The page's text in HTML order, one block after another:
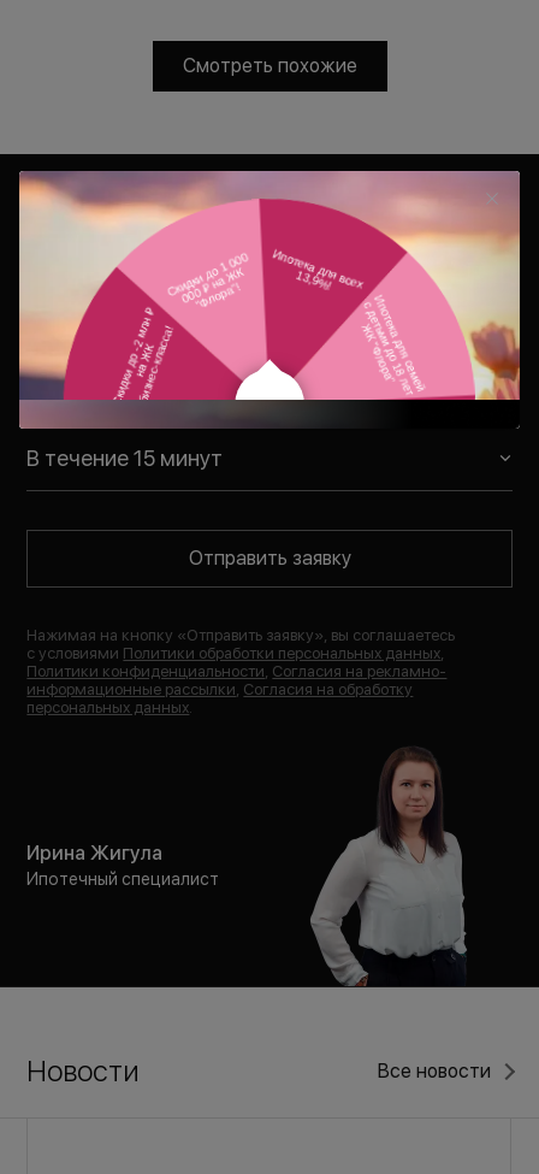
Смотреть похожие
Консультация
Ваш персональный менеджер
свяжется с Вами в удобное для Вас
В течение 15 минут
Отправить заявку
Нажимая на кнопку «Отправить заявку», вы соглашаетесь
с условиями Политики обработки персональных данных
Политики конфиденциальности Согласия на рекламно-
информационные рассылки Согласия на обработку
персональных данных
Ирина Жигула
Ипотечный специалист
Новости Все новости